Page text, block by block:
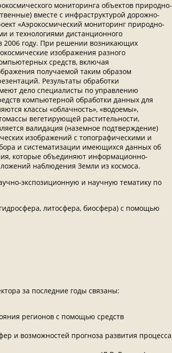
мониторинга объектов природно-
вместе с инфраструктурой дорожно-
«Аэрокосмический мониторинг природно-
и технологиями дистанционного
2006 году. При решении возникающих
изображения разного
средств, включая
получаемой таким образом
Результаты обработки
дело специалисты по управлению
компьютерной обработки данных для
классы «облачность», «водоемы»,
вегетирующей растительности,
валидация (наземное подтверждение)
изображений с топографическими и
и систематизации имеющихся данных об
которые объединяют информационно-
наблюдения Земли из космоса.
экспозиционную и научную тематику по
литосфера, биосфера) с помощью
за последние годы связаны:
регионов с помощью средств
и возможностей прогноза развития процесса